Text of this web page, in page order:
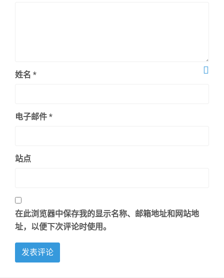
姓名 *
电子邮件 *
站点
在此浏览器中保存我的显示名称、邮箱地址和网站地
址，以便下次评论时使用。